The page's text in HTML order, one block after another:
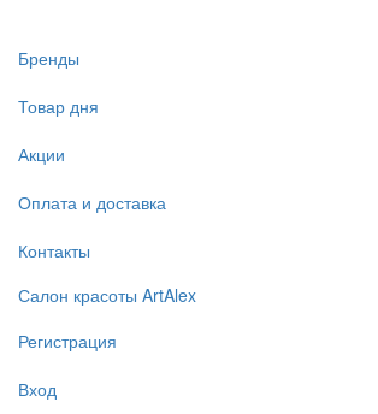
Бренды
Товар дня
Акции
Оплата и доставка
Контакты
Салон красоты ArtAlex
Регистрация
Вход